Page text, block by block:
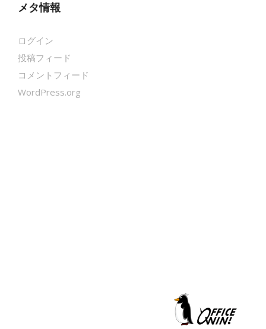
メタ情報
ログイン
投稿フィード
コメントフィード
WordPress.org